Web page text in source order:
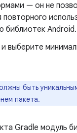
— он не
библиотек Android.
выберите
быть
пакета.
Gradle модуль